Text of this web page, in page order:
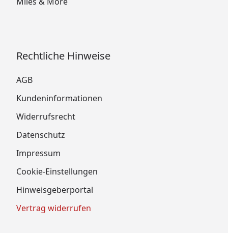
Rechtliche Hinweise
AGB
Kundeninformationen
Widerrufsrecht
Datenschutz
Impressum
Cookie-Einstellungen
Hinweisgeberportal
Vertrag widerrufen